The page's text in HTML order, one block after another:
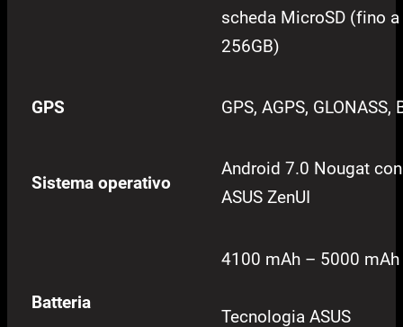
scheda MicroSD (fino a
256GB)
GPS GPS, AGPS, GLONASS,
Sistema operativo
Android 7.0 Nougat con
ASUS ZenUI
Batteria
4100 mAh – 5000 mAh
Tecnologia ASUS